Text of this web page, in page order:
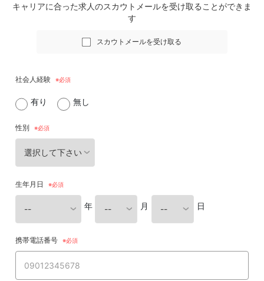
キャリアに合った求人のスカウトメールを受け取ることができま
す
スカウトメールを受け取る
社会人経験
有り 無し
性別
生年月日
年 月 日
携帯電話番号